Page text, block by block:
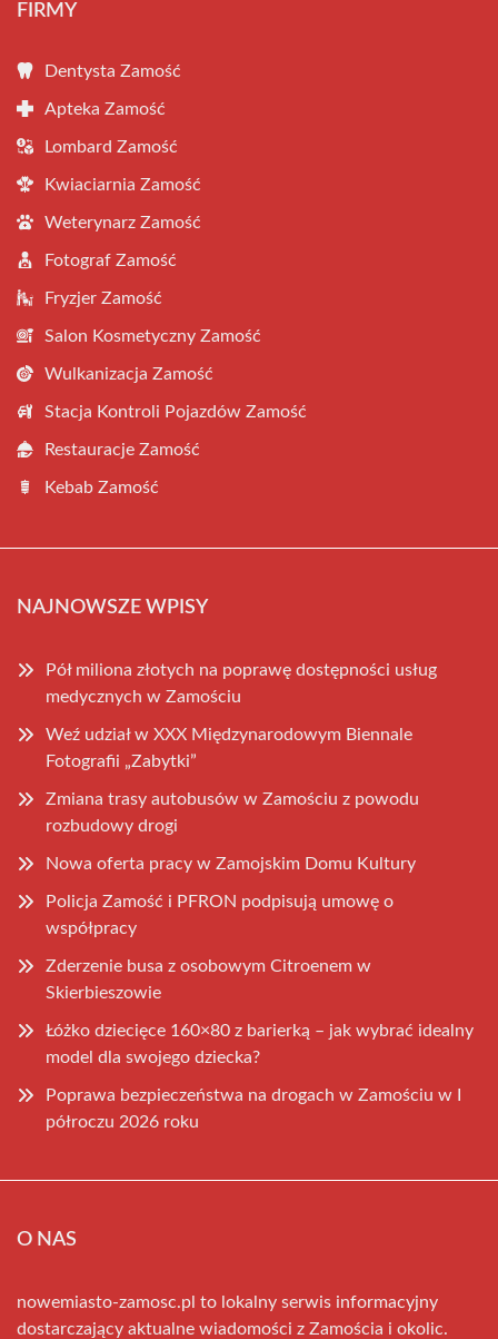
FIRMY
Dentysta Zamość
Apteka Zamość
Lombard Zamość
Kwiaciarnia Zamość
Weterynarz Zamość
Fotograf Zamość
Fryzjer Zamość
Salon Kosmetyczny Zamość
Wulkanizacja Zamość
Stacja Kontroli Pojazdów Zamość
Restauracje Zamość
Kebab Zamość
NAJNOWSZE WPISY
Pół miliona złotych na poprawę dostępności usług
medycznych w Zamościu
Weź udział w XXX Międzynarodowym Biennale
Fotografii „Zabytki”
Zmiana trasy autobusów w Zamościu z powodu
rozbudowy drogi
Nowa oferta pracy w Zamojskim Domu Kultury
Policja Zamość i PFRON podpisują umowę o
współpracy
Zderzenie busa z osobowym Citroenem w
Skierbieszowie
Łóżko dziecięce 160×80 z barierką – jak wybrać idealny
model dla swojego dziecka?
Poprawa bezpieczeństwa na drogach w Zamościu w I
półroczu 2026 roku
O NAS
nowemiasto-zamosc.pl to lokalny serwis informacyjny
dostarczający aktualne wiadomości z Zamościa i okolic.